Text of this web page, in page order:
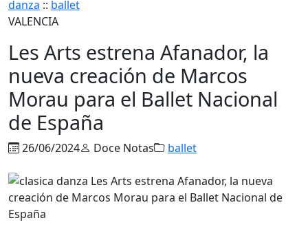
danza :: ballet
VALENCIA
Les Arts estrena Afanador, la
nueva creación de Marcos
Morau para el Ballet Nacional
de España
26/06/2024 Doce Notas ballet